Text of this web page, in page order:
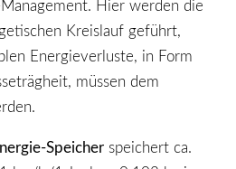
Hier werden die
Kreislauf geführt,
Energieverluste, in Form
müssen dem
Speicherspeichert ca.